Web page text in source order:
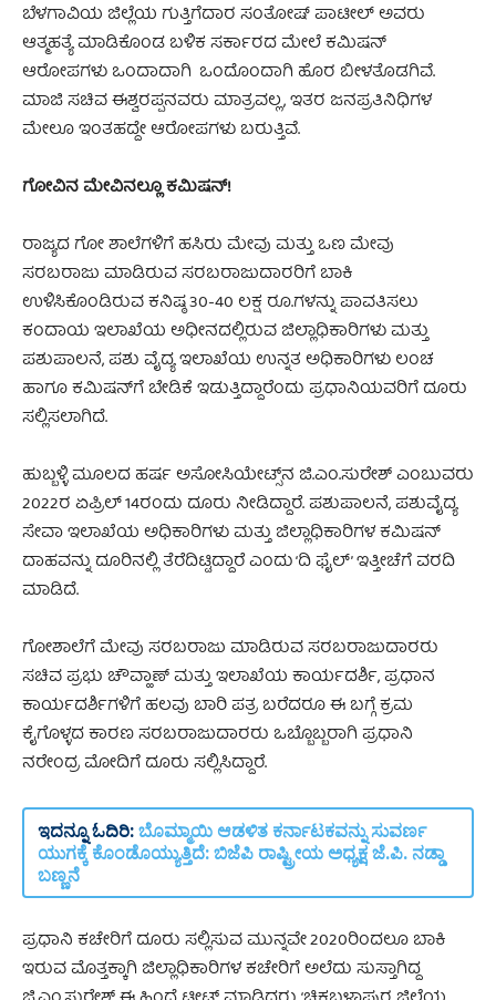
ಬೆಳಗಾವಿಯ ಜಿಲ್ಲೆಯ ಗುತ್ತಿಗೆದಾರ ಸಂತೋಷ್ ಪಾಟೀಲ್ ಅವರು
ಆತ್ಮಹತ್ಯೆ ಮಾಡಿಕೊಂಡ ಬಳಿಕ ಸರ್ಕಾರದ ಮೇಲೆ ಕಮಿಷನ್‌
ಆರೋಪಗಳು ಒಂದಾದಾಗಿ ಒಂದೊಂದಾಗಿ ಹೊರ ಬೀಳತೊಡಗಿವೆ.
ಮಾಜಿ ಸಚಿವ ಈಶ್ವರಪ್ಪನವರು ಮಾತ್ರವಲ್ಲ, ಇತರ ಜನಪ್ರತಿನಿಧಿಗಳ
ಮೇಲೂ ಇಂತಹದ್ದೇ ಆರೋಪಗಳು ಬರುತ್ತಿವೆ.
ಗೋವಿನ ಮೇವಿನಲ್ಲೂ ಕಮಿಷನ್‌!
ರಾಜ್ಯದ ಗೋ ಶಾಲೆಗಳಿಗೆ ಹಸಿರು ಮೇವು ಮತ್ತು ಒಣ ಮೇವು
ಸರಬರಾಜು ಮಾಡಿರುವ ಸರಬರಾಜುದಾರರಿಗೆ ಬಾಕಿ
ಉಳಿಸಿಕೊಂಡಿರುವ ಕನಿಷ್ಠ 30-40 ಲಕ್ಷ ರೂ.ಗಳನ್ನು ಪಾವತಿಸಲು
ಕಂದಾಯ ಇಲಾಖೆಯ ಅಧೀನದಲ್ಲಿರುವ ಜಿಲ್ಲಾಧಿಕಾರಿಗಳು ಮತ್ತು
ಪಶುಪಾಲನೆ, ಪಶು ವೈದ್ಯ ಇಲಾಖೆಯ ಉನ್ನತ ಅಧಿಕಾರಿಗಳು ಲಂಚ
ಹಾಗೂ ಕಮಿಷನ್‌ಗೆ ಬೇಡಿಕೆ ಇಡುತ್ತಿದ್ದಾರೆಂದು ಪ್ರಧಾನಿಯವರಿಗೆ ದೂರು
ಸಲ್ಲಿಸಲಾಗಿದೆ.
ಹುಬ್ಬಳ್ಳಿ ಮೂಲದ ಹರ್ಷ ಅಸೋಸಿಯೇಟ್ಸ್‌ನ ಜಿ.ಎಂ.ಸುರೇಶ್ ಎಂಬುವರು
2022ರ ಏಪ್ರಿಲ್‌ 14ರಂದು ದೂರು ನೀಡಿದ್ದಾರೆ. ಪಶುಪಾಲನೆ, ಪಶುವೈದ್ಯ
ಸೇವಾ ಇಲಾಖೆಯ ಅಧಿಕಾರಿಗಳು ಮತ್ತು ಜಿಲ್ಲಾಧಿಕಾರಿಗಳ ಕಮಿಷನ್
ದಾಹವನ್ನು ದೂರಿನಲ್ಲಿ ತೆರೆದಿಟ್ಟಿದ್ದಾರೆ ಎಂದು ‘ದಿ ಫೈಲ್‌’ ಇತ್ತೀಚೆಗೆ ವರದಿ
ಮಾಡಿದೆ.
ಗೋಶಾಲೆಗೆ ಮೇವು ಸರಬರಾಜು ಮಾಡಿರುವ ಸರಬರಾಜುದಾರರು
ಸಚಿವ ಪ್ರಭು ಚೌವ್ಹಾಣ್‌ ಮತ್ತು ಇಲಾಖೆಯ ಕಾರ್ಯದರ್ಶಿ, ಪ್ರಧಾನ
ಕಾರ್ಯದರ್ಶಿಗಳಿಗೆ ಹಲವು ಬಾರಿ ಪತ್ರ ಬರೆದರೂ ಈ ಬಗ್ಗೆ ಕ್ರಮ
ಕೈಗೊಳ್ಳದ ಕಾರಣ ಸರಬರಾಜುದಾರರು ಒಬ್ಬೊಬ್ಬರಾಗಿ ಪ್ರಧಾನಿ
ನರೇಂದ್ರ ಮೋದಿಗೆ ದೂರು ಸಲ್ಲಿಸಿದ್ದಾರೆ.
ಇದನ್ನೂ ಓದಿರಿ:ಬೊಮ್ಮಾಯಿ ಆಡಳಿತ ಕರ್ನಾಟಕವನ್ನು ಸುವರ್ಣ
ಯುಗಕ್ಕೆ ಕೊಂಡೊಯ್ಯುತ್ತಿದೆ: ಬಿಜೆಪಿ ರಾಷ್ಟ್ರೀಯ ಅಧ್ಯಕ್ಷ ಜೆ.ಪಿ. ನಡ್ಡಾ
ಬಣ್ಣನೆ
ಪ್ರಧಾನಿ ಕಚೇರಿಗೆ ದೂರು ಸಲ್ಲಿಸುವ ಮುನ್ನವೇ 2020ರಿಂದಲೂ ಬಾಕಿ
ಇರುವ ಮೊತ್ತಕ್ಕಾಗಿ ಜಿಲ್ಲಾಧಿಕಾರಿಗಳ ಕಚೇರಿಗೆ ಅಲೆದು ಸುಸ್ತಾಗಿದ್ದ